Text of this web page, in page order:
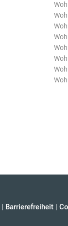
| Barrierefreiheit |